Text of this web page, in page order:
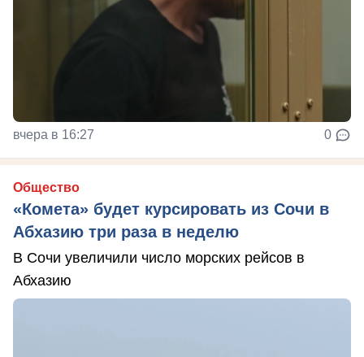
вчера в 16:27 0
Общество
«Комета» будет курсировать из Сочи в
Абхазию три раза в неделю
В Сочи увеличили число морских рейсов в
Абхазию